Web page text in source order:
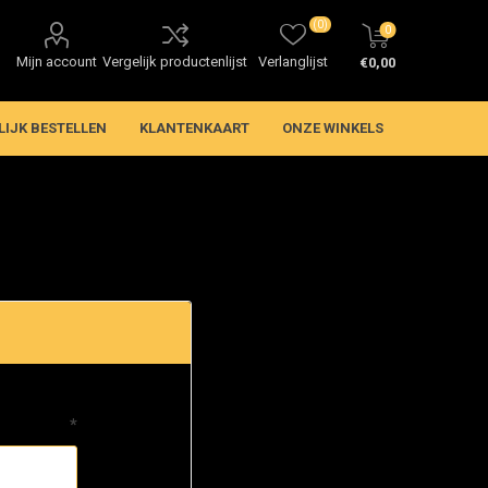
Mijn account Vergelijk productenlijst Verlanglijst
(0) 0
€0,00
BESTELLEN KLANTENKAART ONZE WINKELS
*